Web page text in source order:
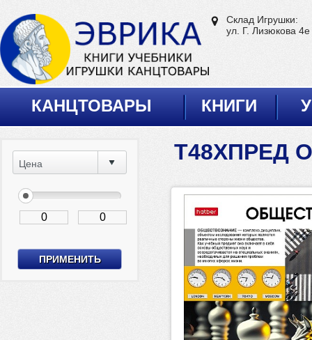
Склад Игрушки:
ул. Г. Лизюкова 4е
КАНЦТОВАРЫ КНИГИ
Цена Т48ХПРЕД